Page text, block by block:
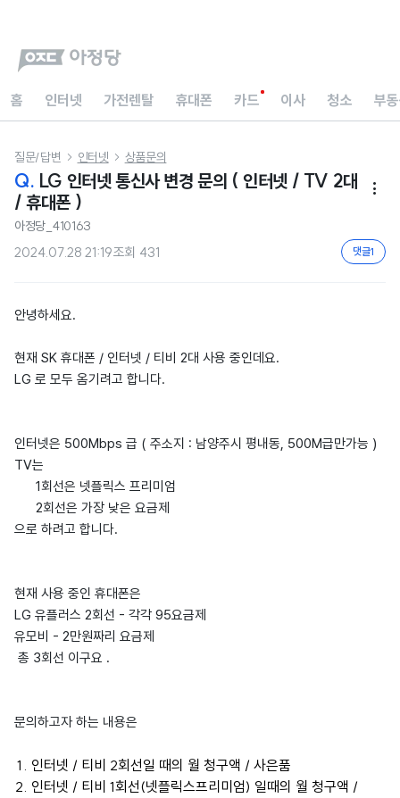
홈 인터넷 가전렌탈 휴대폰 카드 이사 청소 부
질문/답변  인터넷  상품문의
Q. LG 인터넷 통신사 변경 문의 ( 인터넷 / TV 2대
/ 휴대폰 )

아정당_410163
2024.07.28 21:19조회 431 댓글1
안녕하세요.
현재 SK 휴대폰 / 인터넷 / 티비 2대 사용 중인데요.
LG 로 모두 옴기려고 합니다.
인터넷은 500Mbps 급 ( 주소지 : 남양주시 평내동, 500M급만가능 )
TV는
1회선은 넷플릭스 프리미엄
2회선은 가장 낮은 요금제
으로 하려고 합니다.
현재 사용 중인 휴대폰은
LG 유플러스 2회선 - 각각 95요금제
유모비 - 2만원짜리 요금제
총 3회선 이구요 .
문의하고자 하는 내용은
인터넷 / 티비 2회선일 때의 월 청구액 / 사은품
인터넷 / 티비 1회선(넷플릭스프리미엄) 일때의 월 청구액 /